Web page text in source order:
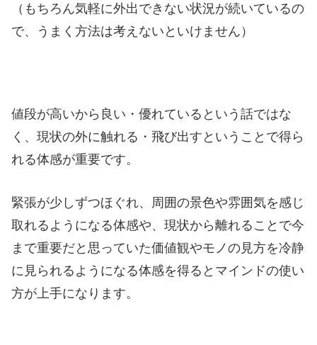
（もちろん気軽に外出できない状況が続いているの
で、うまく方法は考えないといけません）
値段が高いから良い・優れているという話ではな
く、現状の外に触れる・飛び出すということで得ら
れる体感が重要です。
緊張が少しずつほぐれ、周囲の景色や雰囲気を感じ
取れるようになる体感や、現状から離れることで今
まで重要だと思っていた価値観やモノの見方を冷静
に見られるようになる体感を得るとマインドの使い
方が上手になります。